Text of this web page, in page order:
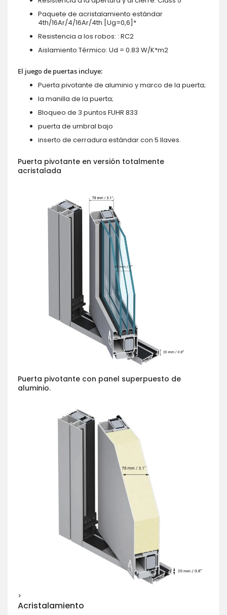
Paquete de acristalamiento estándar
4th/16Ar/4/16Ar/4th [Ug=0,6]*
Resistencia a los robos: : RC2
Aislamiento Térmico: Ud = 0.83 W/K*m2
El juego de puertas incluye:
Puerta pivotante de aluminio y marco de la puerta;
la manilla de la puerta;
Bloqueo de 3 puntos FUHR 833
puerta de umbral bajo
inserto de cerradura estándar con 5 llaves.
Puerta pivotante en versión totalmente
acristalada
Puerta pivotante con panel superpuesto de
aluminio.
>
Acristalamiento